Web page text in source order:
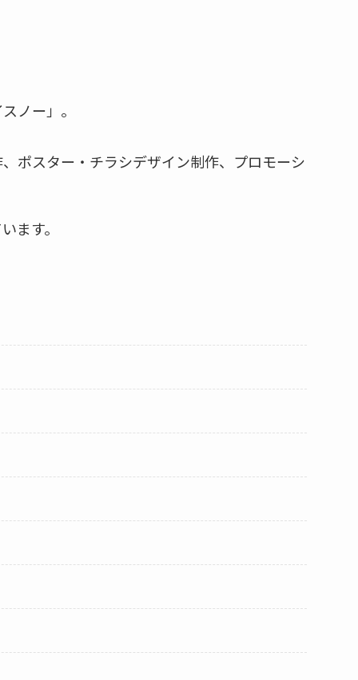
ノー」。
ポスター・チラシデザイン制作、プロモーシ
ます。